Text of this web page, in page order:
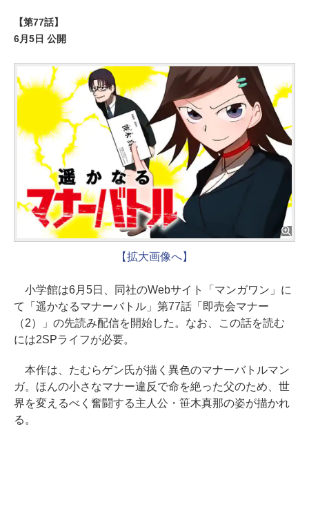
【第77話】
6月5日 公開
【拡大画像へ】
小学館は6月5日、同社のWebサイト「マンガワン」に
て「遥かなるマナーバトル」第77話「即売会マナー
（2）」の先読み配信を開始した。なお、この話を読む
には2SPライフが必要。
本作は、たむらゲン氏が描く異色のマナーバトルマン
ガ。ほんの小さなマナー違反で命を絶った父のため、世
界を変えるべく奮闘する主人公・笹木真那の姿が描かれ
る。